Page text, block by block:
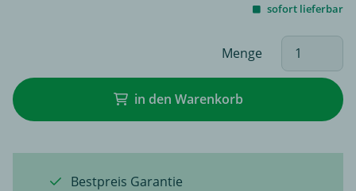
sofort lieferbar
Menge
in den Warenkorb
Bestpreis Garantie